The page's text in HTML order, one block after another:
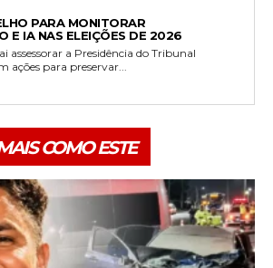
PARA MONITORAR
E IA NAS ELEIÇÕES DE 2026
assessorar a Presidência do Tribunal
ações para preservar...
COMO ESTE